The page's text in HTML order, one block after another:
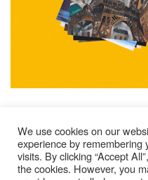
Mentions Légales
We use cookies on our
experience by remembering
visits. By clicking “Accept
the cookies. However, you